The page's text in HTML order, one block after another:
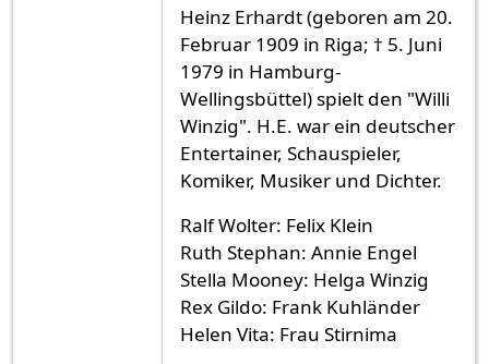
Heinz Erhardt (geboren am 20.
Februar 1909 in Riga; † 5. Juni
1979 in Hamburg-
Wellingsbüttel) spielt den "Willi
Winzig". H.E. war ein deutscher
Entertainer, Schauspieler,
Komiker, Musiker und Dichter.
Ralf Wolter: Felix Klein
Ruth Stephan: Annie Engel
Stella Mooney: Helga Winzig
Rex Gildo: Frank Kuhländer
Helen Vita: Frau Stirnima